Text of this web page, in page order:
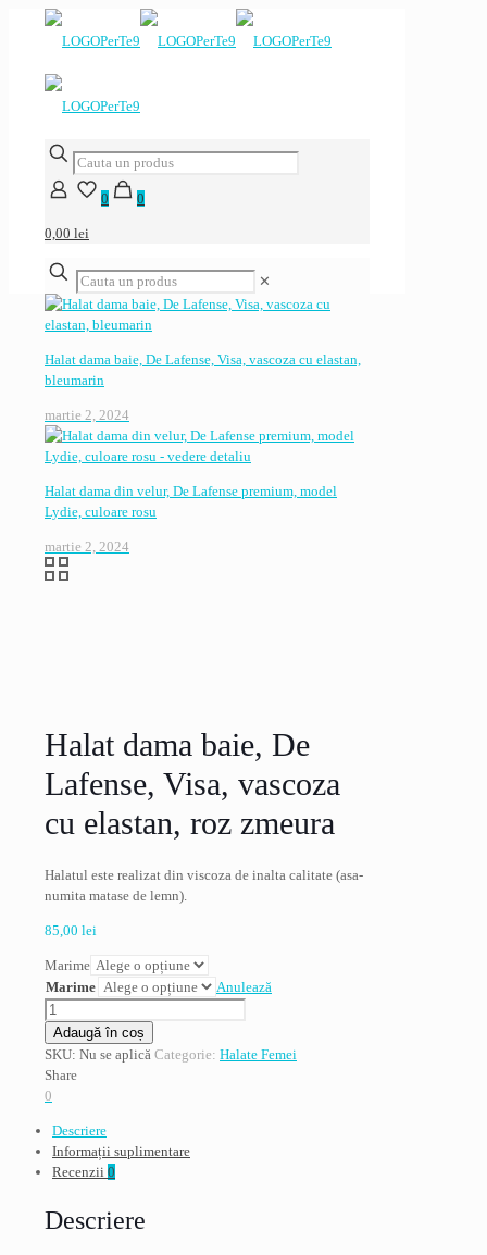
0 0
0,00 lei
✕
Halat dama baie, De Lafense, Visa, vascoza cu elastan,
bleumarin
martie 2, 2024
Halat dama din velur, De Lafense premium, model
Lydie, culoare rosu
martie 2, 2024
Halat dama baie, De
Lafense, Visa, vascoza
cu elastan, roz zmeura
Halatul este realizat din viscoza de inalta calitate (asa-
numita matase de lemn).
85,00 lei
Marime
Marime
Anulează
Cantitate
Halat
dama
baie,
De
Visa,
vascoza
cu
roz
Adaugă în coș
SKU: Nu se aplică Categorie: Halate Femei
Share
0
Descriere
Informații suplimentare
Recenzii 0
Descriere